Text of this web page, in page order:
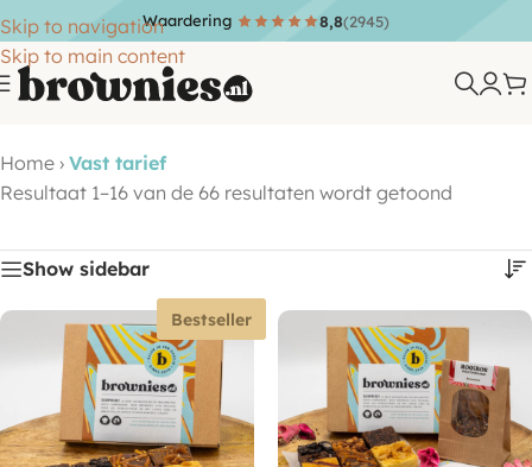
Skip to navigation
Skip to main content
Waardering 8,8(2945)
Home › Vast tarief
Resultaat 1–16 van de 66 resultaten wordt getoond
Show sidebar
Bestseller